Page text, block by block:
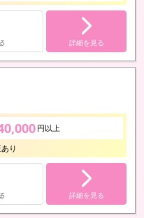
詳細を見る
円以上
り
詳細を見る